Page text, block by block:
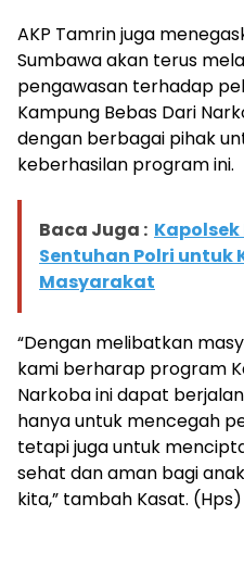
AKP Tamrin juga
Sumbawa akan terus
pengawasan terhadap
Kampung Bebas Dari
dengan berbagai pihak
keberhasilan program ini.
Baca Juga :
Sentuhan Polri untuk
Masyarakat
“Dengan melibatkan
kami berharap program
Narkoba ini dapat
hanya untuk mencegah
tetapi juga untuk
sehat dan aman bagi
kita,” tambah Kasat. (Hps)